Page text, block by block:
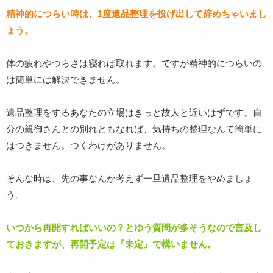
精神的につらい時は、1度遺品整理を投げ出して辞めちゃいまし
ょう。
体の疲れやつらさは寝れば取れます。ですが精神的につらいの
は簡単には解決できません。
遺品整理をするあなたの立場はきっと故人と近いはずです。自
分の親御さんとの別れともなれば、気持ちの整理なんて簡単に
はつきません。つくわけがありません。
そんな時は、先の事なんか考えず一旦遺品整理をやめましょ
う。
いつから再開すればいいの？とゆう質問が多そうなので言及し
ておきますが、再開予定は『未定』で構いません。